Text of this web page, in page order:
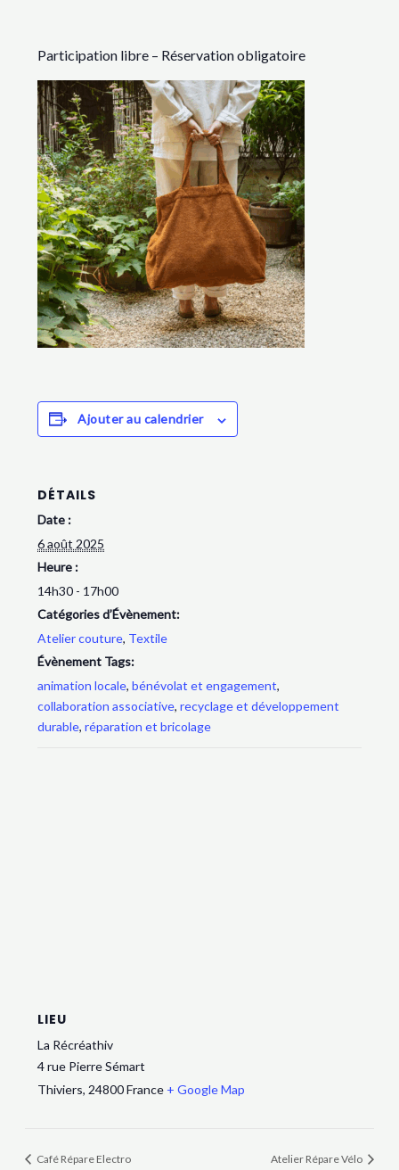
Participation libre – Réservation obligatoire
Ajouter au calendrier
DÉTAILS
Date :
6 août 2025
Heure :
14h30 - 17h00
Catégories d’Évènement:
Atelier couture, Textile
Évènement Tags:
animation locale,bénévolat et engagement,
collaboration associative,recyclage et développement
durable,réparation et bricolage
LIEU
La Récréathiv
4 rue Pierre Sémart
Thiviers, 24800 France + Google Map
Café Répare Electro Atelier Répare Vélo